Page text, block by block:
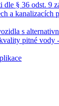
dle § 36 odst. 9
a kanalizacích
s
pitné vody